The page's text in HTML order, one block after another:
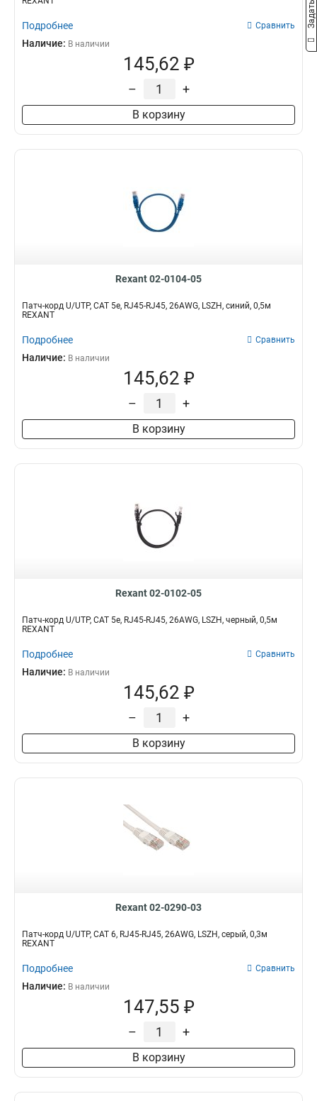
Подробнее Сравнить
Наличие: В наличии
145,62 ₽
– +
В корзину
Rexant 02-0104-05
Патч-корд U/UTP, CAT 5e, RJ45-RJ45, 26AWG, LSZH, синий, 0,5м
REXANT
Подробнее Сравнить
Наличие: В наличии
145,62 ₽
– +
В корзину
Rexant 02-0102-05
Патч-корд U/UTP, CAT 5e, RJ45-RJ45, 26AWG, LSZH, черный, 0,5м
REXANT
Подробнее Сравнить
Наличие: В наличии
145,62 ₽
– +
В корзину
Rexant 02-0290-03
Патч-корд U/UTP, CAT 6, RJ45-RJ45, 26AWG, LSZH, серый, 0,3м
REXANT
Подробнее Сравнить
Наличие: В наличии
147,55 ₽
– +
В корзину